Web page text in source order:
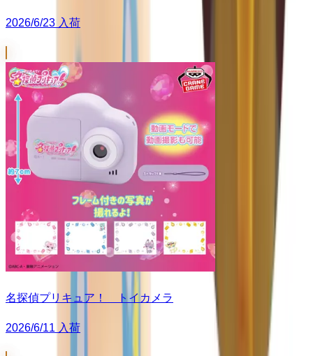
2026/6/23 入荷
名探偵プリキュア！ トイカメラ
2026/6/11 入荷